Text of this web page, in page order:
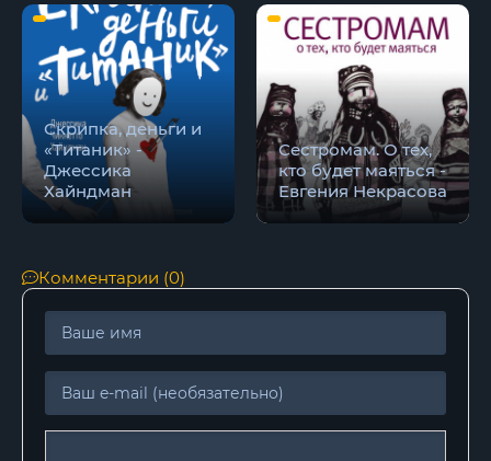
Скрипка, деньги и
«Титаник» -
Джессика
Хайндман
Сестромам. О тех,
кто будет маяться -
Евгения Некрасова
Комментарии (0)